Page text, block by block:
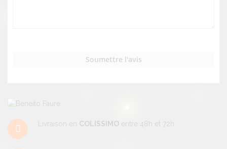
Livraison en COLISSIMO entre 48h et 72h.
Soumettre l'avis